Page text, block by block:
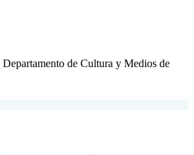
de Cultura y Medios de